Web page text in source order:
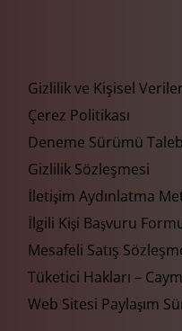
Gizlilik ve Kişisel
Çerez Politikası
Deneme Sürümü
Gizlilik Sözleşmesi
İletişim Aydınlatma
İlgili Kişi Başvuru
Mesafeli Satış
Tüketici Hakları –
Web Sitesi Paylaşım